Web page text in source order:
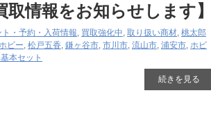
取情報をお知らせします】
ト・予約・入荷情報, 買取強化中, 取り扱い商材, 桃太郎
ビー, 松戸五香, 鎌ヶ谷市, 市川市, 流山市, 浦安市, ホビ
本セット
続きを見る